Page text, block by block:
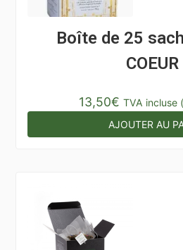
Boîte de 25
COEUR
13,50€ TVA incluse (
AJOUTER AU